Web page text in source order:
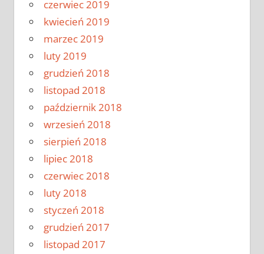
czerwiec 2019
kwiecień 2019
marzec 2019
luty 2019
grudzień 2018
listopad 2018
październik 2018
wrzesień 2018
sierpień 2018
lipiec 2018
czerwiec 2018
luty 2018
styczeń 2018
grudzień 2017
listopad 2017